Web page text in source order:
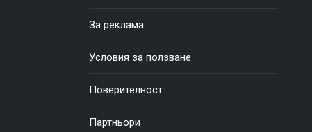
За реклама
Условия за ползване
Поверителност
Партньори